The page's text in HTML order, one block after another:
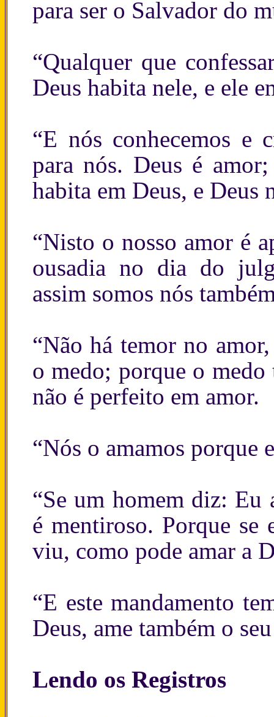
para ser o Salvador do
“Qualquer que
Deus habita nele, e ele
“E nós conhecemos e
para nós. Deus é
habita em Deus, e Deus
“Nisto o nosso amor é
ousadia no dia do
assim somos nós
“Não há temor no
o medo; porque o
não é perfeito em amor.
“Nós o amamos porque
“Se um homem diz: Eu
é mentiroso. Porque se
viu, como pode amar a
“E este mandamento
Deus, ame também o
Lendo os Registros